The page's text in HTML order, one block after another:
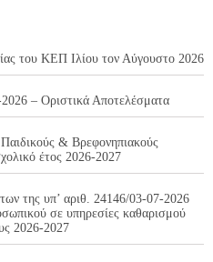
του ΚΕΠ Ιλίου τον Αύγουστο 2026
– Οριστικά Αποτελέσματα
& Βρεφονηπιακούς
έτος 2026-2027
της υπ’ αριθ. 24146/03-07-2026
σε υπηρεσίες καθαρισμού
2026-2027